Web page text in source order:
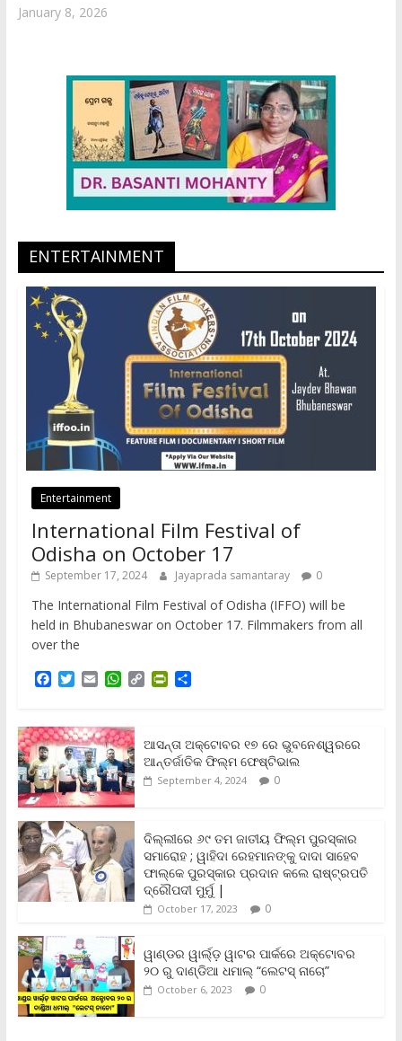
January 8, 2026
ENTERTAINMENT
Entertainment
International Film Festival of
Odisha on October 17
September 17, 2024 Jayaprada samantaray 0
The International Film Festival of Odisha (IFFO) will be
held in Bhubaneswar on October 17. Filmmakers from all
over the
F
e
b
o
o
k
T
t
t
e
r
E
i
l
W
t
s
A
p
p
C
L
i
n
k
P
t
F
r
i
d
l
y
S
e
ଆସନ୍ତା ଅକ୍ଟୋବର ୧୭ ରେ ଭୁବନେଶ୍ୱରରେ
ଆନ୍ତର୍ଜାତିକ ଫିଲ୍ମ ଫେଷ୍ଟିଭାଲ
September 4, 2024 0
ଦିଲ୍ଲୀରେ ୬୯ ତମ ଜାତୀୟ ଫିଲ୍ମ ପୁରସ୍କାର
ସମାରୋହ ; ୱାହିଦା ରେହମାନଙ୍କୁ ଦାଦା ସାହେବ
ଫାଲ୍‌କେ ପୁରସ୍କାର ପ୍ରଦାନ କଲେ ରାଷ୍ଟ୍ରପତି
ଦ୍ରୌପଦୀ ମୁର୍ମୁ |
October 17, 2023 0
ୱାଣ୍ଡର ୱାର୍ଲ୍‌ଡ଼ ୱାଟର ପାର୍କରେ ଅକ୍ଟୋବର
୨୦ ରୁ ଦାଣ୍ଡିଆ ଧମାଲ୍ “ଲେଟସ୍ ନାଚୋ”
October 6, 2023 0